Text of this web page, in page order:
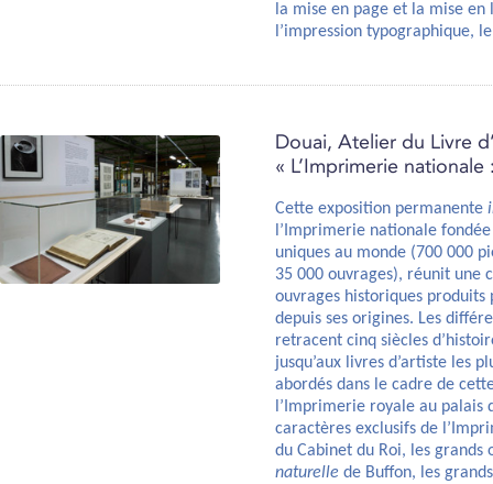
la mise en page et la mise
l’impression typographique,
Douai, Atelier du Livre
« L’Imprimerie
Cette exposition permanente
l’Imprimerie nationale
uniques au monde (700 000
35 000 ouvrages), réunit une
ouvrages historiques produits
depuis ses origines. Les
retracent cinq siècles
jusqu’aux livres d’artiste les
abordés dans le cadre de
l’Imprimerie royale au palais
caractères exclusifs de
du Cabinet du Roi, les grands
naturelle de Buffon, les